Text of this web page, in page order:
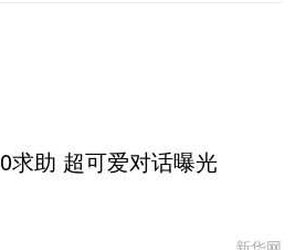
求助 超可爱对话曝光